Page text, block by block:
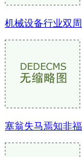
机械设备行业双
塞翁失马焉知非